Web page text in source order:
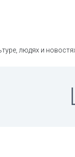
людях и